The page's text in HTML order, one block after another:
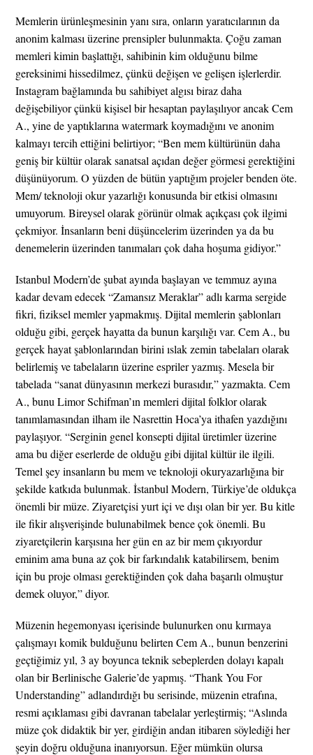
Memlerin ürünleşmesinin yanı sıra, onların yaratıcılarının da
anonim kalması üzerine prensipler bulunmakta. Çoğu zaman
memleri kimin başlattığı, sahibinin kim olduğunu bilme
gereksinimi hissedilmez, çünkü değişen ve gelişen işlerlerdir.
Instagram bağlamında bu sahibiyet algısı biraz daha
değişebiliyor çünkü kişisel bir hesaptan paylaşılıyor ancak Cem
A., yine de yaptıklarına watermark koymadığını ve anonim
kalmayı tercih ettiğini belirtiyor; “Ben mem kültürünün daha
geniş bir kültür olarak sanatsal açıdan değer görmesi gerektiğini
düşünüyorum. O yüzden de bütün yaptığım projeler benden öte.
Mem/ teknoloji okur yazarlığı konusunda bir etkisi olmasını
umuyorum. Bireysel olarak görünür olmak açıkçası çok ilgimi
çekmiyor. İnsanların beni düşüncelerim üzerinden ya da bu
denemelerin üzerinden tanımaları çok daha hoşuma gidiyor.”
Istanbul Modern’de şubat ayında başlayan ve temmuz ayına
kadar devam edecek “Zamansız Meraklar” adlı karma sergide
fikri, fiziksel memler yapmakmış. Dijital memlerin şablonları
olduğu gibi, gerçek hayatta da bunun karşılığı var. Cem A., bu
gerçek hayat şablonlarından birini ıslak zemin tabelaları olarak
belirlemiş ve tabelaların üzerine espriler yazmış. Mesela bir
tabelada “sanat dünyasının merkezi burasıdır,” yazmakta. Cem
A., bunu Limor Schifman’ın memleri dijital folklor olarak
tanımlamasından ilham ile Nasrettin Hoca’ya ithafen yazdığını
paylaşıyor. “Serginin genel konsepti dijital üretimler üzerine
ama bu diğer eserlerde de olduğu gibi dijital kültür ile ilgili.
Temel şey insanların bu mem ve teknoloji okuryazarlığına bir
şekilde katkıda bulunmak. İstanbul Modern, Türkiye’de oldukça
önemli bir müze. Ziyaretçisi yurt içi ve dışı olan bir yer. Bu kitle
ile fikir alışverişinde bulunabilmek bence çok önemli. Bu
ziyaretçilerin karşısına her gün en az bir mem çıkıyordur
eminim ama buna az çok bir farkındalık katabilirsem, benim
için bu proje olması gerektiğinden çok daha başarılı olmuştur
demek oluyor,” diyor.
Müzenin hegemonyası içerisinde bulunurken onu kırmaya
çalışmayı komik bulduğunu belirten Cem A., bunun benzerini
geçtiğimiz yıl, 3 ay boyunca teknik sebeplerden dolayı kapalı
olan bir Berlinische Galerie’de yapmış. “Thank You For
Understanding” adlandırdığı bu serisinde, müzenin etrafına,
resmi açıklaması gibi davranan tabelalar yerleştirmiş; “Aslında
müze çok didaktik bir yer, girdiğin andan itibaren söylediği her
şeyin doğru olduğuna inanıyorsun. Eğer mümkün olursa